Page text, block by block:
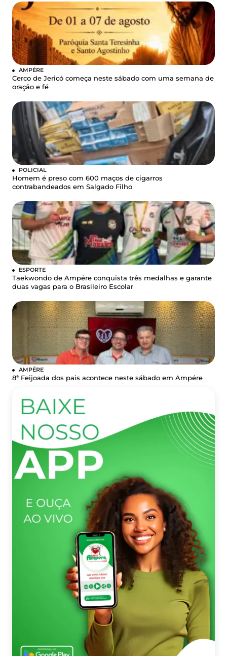
AMPÉRE
Cerco de Jericó começa neste sábado com uma semana de
oração e fé
POLICIAL
Homem é preso com 600 maços de cigarros
contrabandeados em Salgado Filho
ESPORTE
Taekwondo de Ampére conquista três medalhas e garante
duas vagas para o Brasileiro Escolar
AMPÉRE
8ª Feijoada dos pais acontece neste sábado em Ampére